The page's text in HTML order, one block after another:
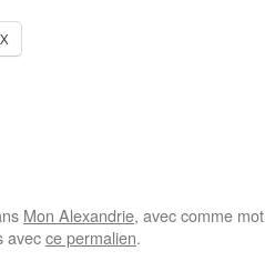
X
Mon Alexandrie, avec comme
avecce permalien.